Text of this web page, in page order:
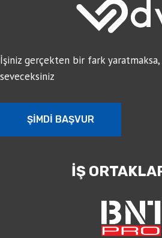
İşiniz gerçekten bir fark yaratmaksa,
seveceksiniz
ŞİMDİ BAŞVUR
İŞ